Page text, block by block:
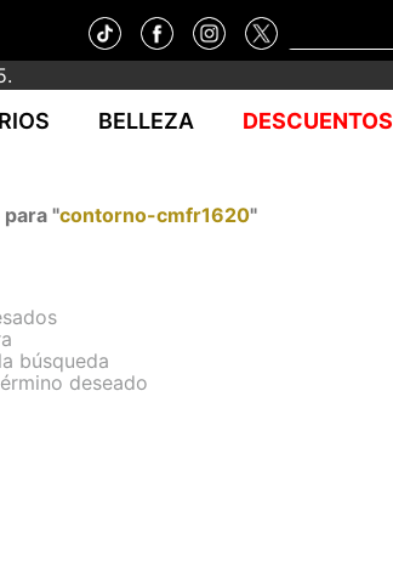
BELLEZA DESCUENTOS
"contorno-cmfr1620"
búsqueda
deseado